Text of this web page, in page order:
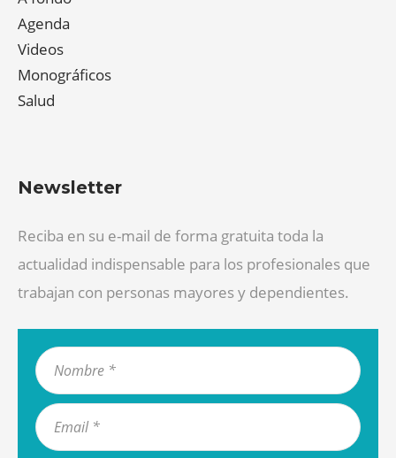
Agenda
Videos
Monográficos
Salud
Newsletter
Reciba en su e-mail de forma gratuita toda la
actualidad indispensable para los profesionales que
trabajan con personas mayores y dependientes.